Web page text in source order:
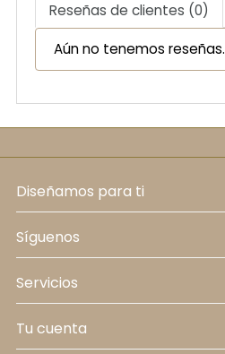
Reseñas de clientes (0)
Aún no tenemos reseñas.
diseñamos para ti
síguenos
servicios
tu cuenta